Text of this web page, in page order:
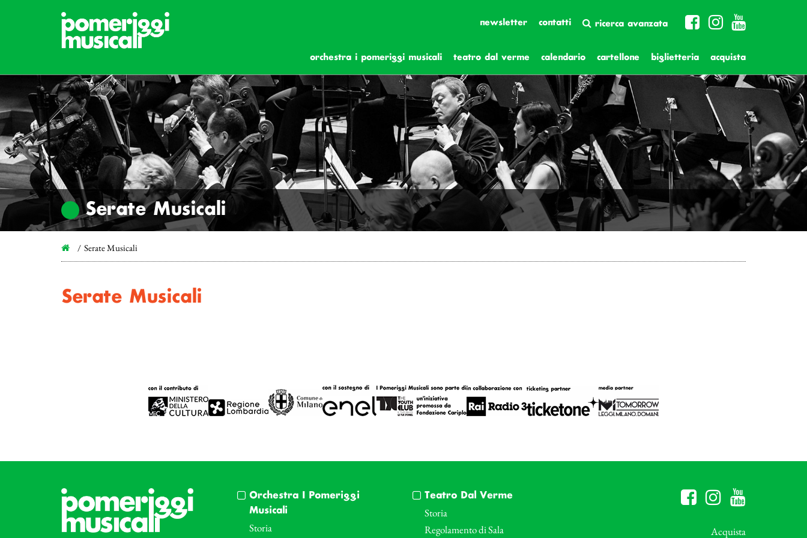
newsletter contatti ricerca avanzata
orchestra i pomeriggi musicali teatro dal verme calendario cartellone biglietteria acquista
Serate Musicali
Serate Musicali
Serate Musicali
Orchestra I Pomeriggi
Musicali
Storia
Teatro Dal Verme
Storia
Regolamento di Sala
Acquista